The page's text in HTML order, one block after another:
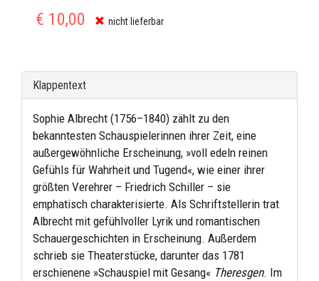
€ 10,00 nicht lieferbar
Klappentext
Sophie Albrecht (1756–1840) zählt zu den
bekanntesten Schauspielerinnen ihrer Zeit, eine
außergewöhnliche Erscheinung, »voll edeln reinen
Gefühls für Wahrheit und Tugend«, wie einer ihrer
größten Verehrer – Friedrich Schiller – sie
emphatisch charakterisierte. Als Schriftstellerin trat
Albrecht mit gefühlvoller Lyrik und romantischen
Schauergeschichten in Erscheinung. Außerdem
schrieb sie Theaterstücke, darunter das 1781
erschienene »Schauspiel mit Gesang« Theresgen. Im